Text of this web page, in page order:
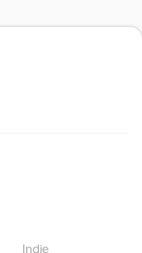
Indie